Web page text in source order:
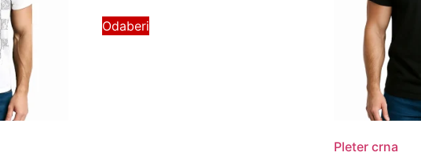
Odaberi
Pleter crna